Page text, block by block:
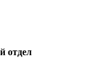
отдел